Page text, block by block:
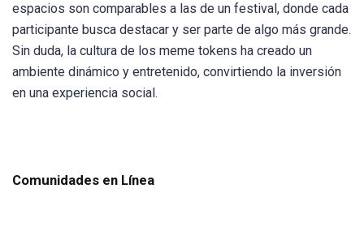
espacios son comparables a las de un festival, donde cada
participante busca destacar y ser parte de algo más grande.
Sin duda, la cultura de los meme tokens ha creado un
ambiente dinámico y entretenido, convirtiendo la inversión
en una experiencia social.
Comunidades en Línea